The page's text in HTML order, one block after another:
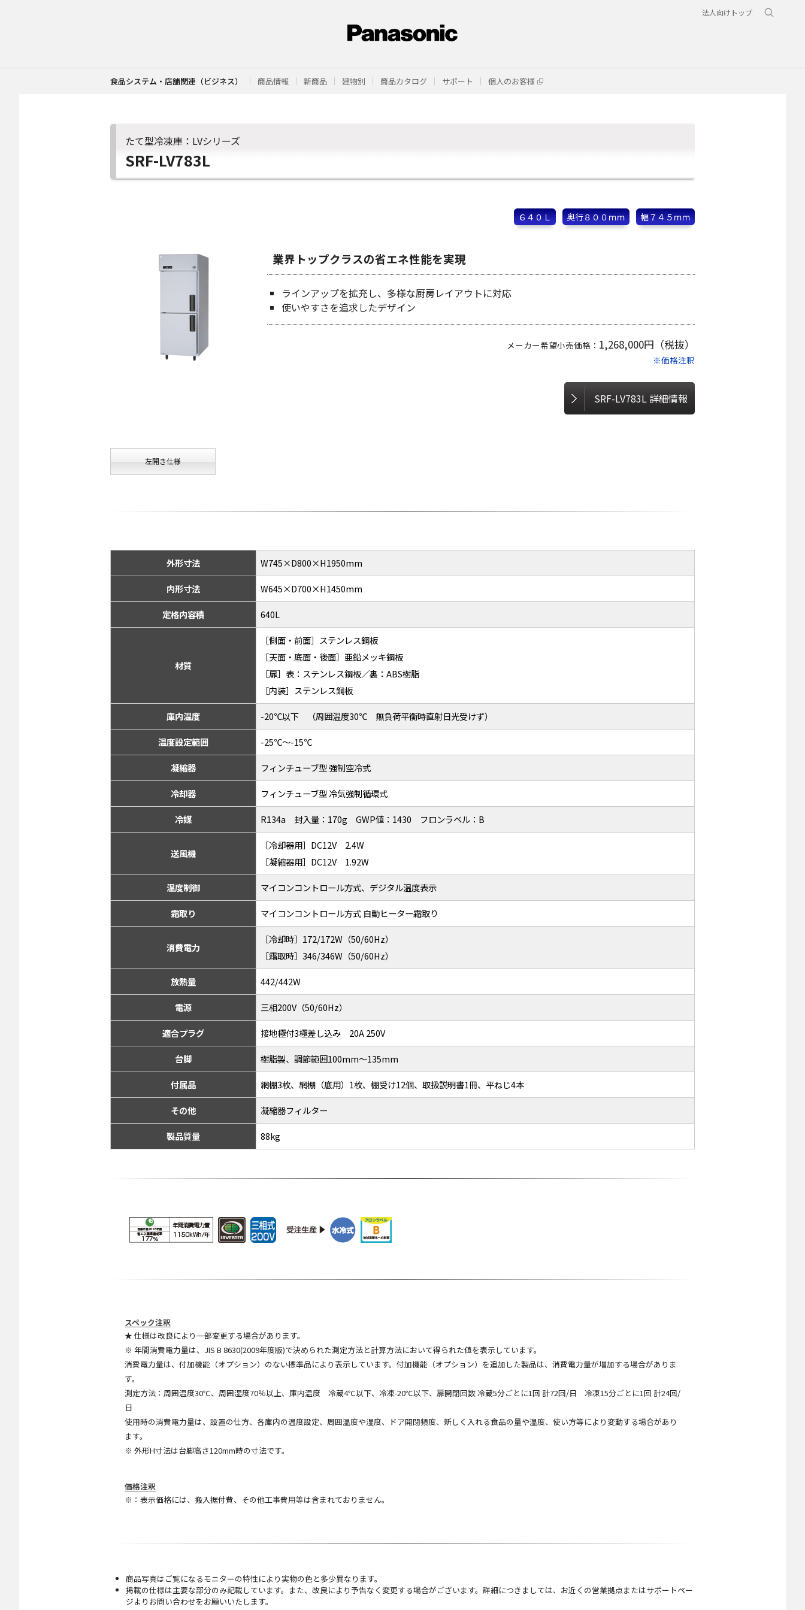
法人向けトップ
食品システム・店舗関連（ビジネス） 商品情報 新商品 建物別 商品カタログ サポート 個人のお客様
たて型冷凍庫：LVシリーズ
SRF-LV783L
６４０Ｌ 奥行８００ｍｍ 幅７４５ｍｍ
業界トップクラスの省エネ性能を実現
ラインアップを拡充し、多様な厨房レイアウトに対応
使いやすさを追求したデザイン
メーカー希望小売価格： 1,268,000円（税抜）
※価格注釈
SRF-LV783L 詳細情報
左開き仕様
外形寸法 W745×D800×H1950mm
内形寸法 W645×D700×H1450mm
定格内容積 640L
材質
［側面・前面］ステンレス鋼板
［天面・底面・後面］亜鉛メッキ鋼板
［扉］表：ステンレス鋼板／裏：ABS樹脂
［内装］ステンレス鋼板
庫内温度 -20℃以下 （周囲温度30℃ 無負荷平衡時直射日光受けず）
温度設定範囲 -25℃～-15℃
凝縮器 フィンチューブ型 強制空冷式
冷却器 フィンチューブ型 冷気強制循環式
冷媒 R134a 封入量：170g GWP値：1430 フロンラベル：B
送風機
［冷却器用］DC12V 2.4W
［凝縮器用］DC12V 1.92W
温度制御 マイコンコントロール方式、デジタル温度表示
霜取り マイコンコントロール方式 自動ヒーター霜取り
消費電力
［冷却時］172/172W（50/60Hz）
［霜取時］346/346W（50/60Hz）
放熱量 442/442W
電源 三相200V（50/60Hz）
適合プラグ 接地極付3極差し込み 20A 250V
台脚 樹脂製、調節範囲100mm～135mm
付属品 網棚3枚、網棚（底用）1枚、棚受け12個、取扱説明書1冊、平ねじ4本
その他 凝縮器フィルター
製品質量 88kg
スペック注釈
★ 仕様は改良により一部変更する場合があります。
※ 年間消費電力量は、JIS B 8630(2009年度版)で決められた測定方法と計算方法において得られた値を表示しています。
消費電力量は、付加機能（オプション）のない標準品により表示しています。付加機能（オプション）を追加した製品は、消費電力量が増加する場合がありま
す。
測定方法：周囲温度30℃、周囲湿度70％以上、庫内温度 冷蔵4℃以下、冷凍-20℃以下、扉開閉回数 冷蔵5分ごとに1回 計72回/日 冷凍15分ごとに1回 計24回/
日
使用時の消費電力量は、設置の仕方、各庫内の温度設定、周囲温度や湿度、ドア開閉頻度、新しく入れる食品の量や温度、使い方等により変動する場合があり
ます。
※ 外形H寸法は台脚高さ120mm時の寸法です。
価格注釈
※：表示価格には、搬入据付費、その他工事費用等は含まれておりません。
商品写真はご覧になるモニターの特性により実物の色と多少異なります。
掲載の仕様は主要な部分のみ記載しています。また、改良により予告なく変更する場合がございます。詳細につきましては、お近くの営業拠点またはサポートペー
ジよりお問い合わせをお願いいたします。